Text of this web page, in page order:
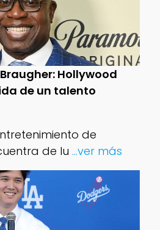
Hollywood
de un talento
de
de lu ...ver más